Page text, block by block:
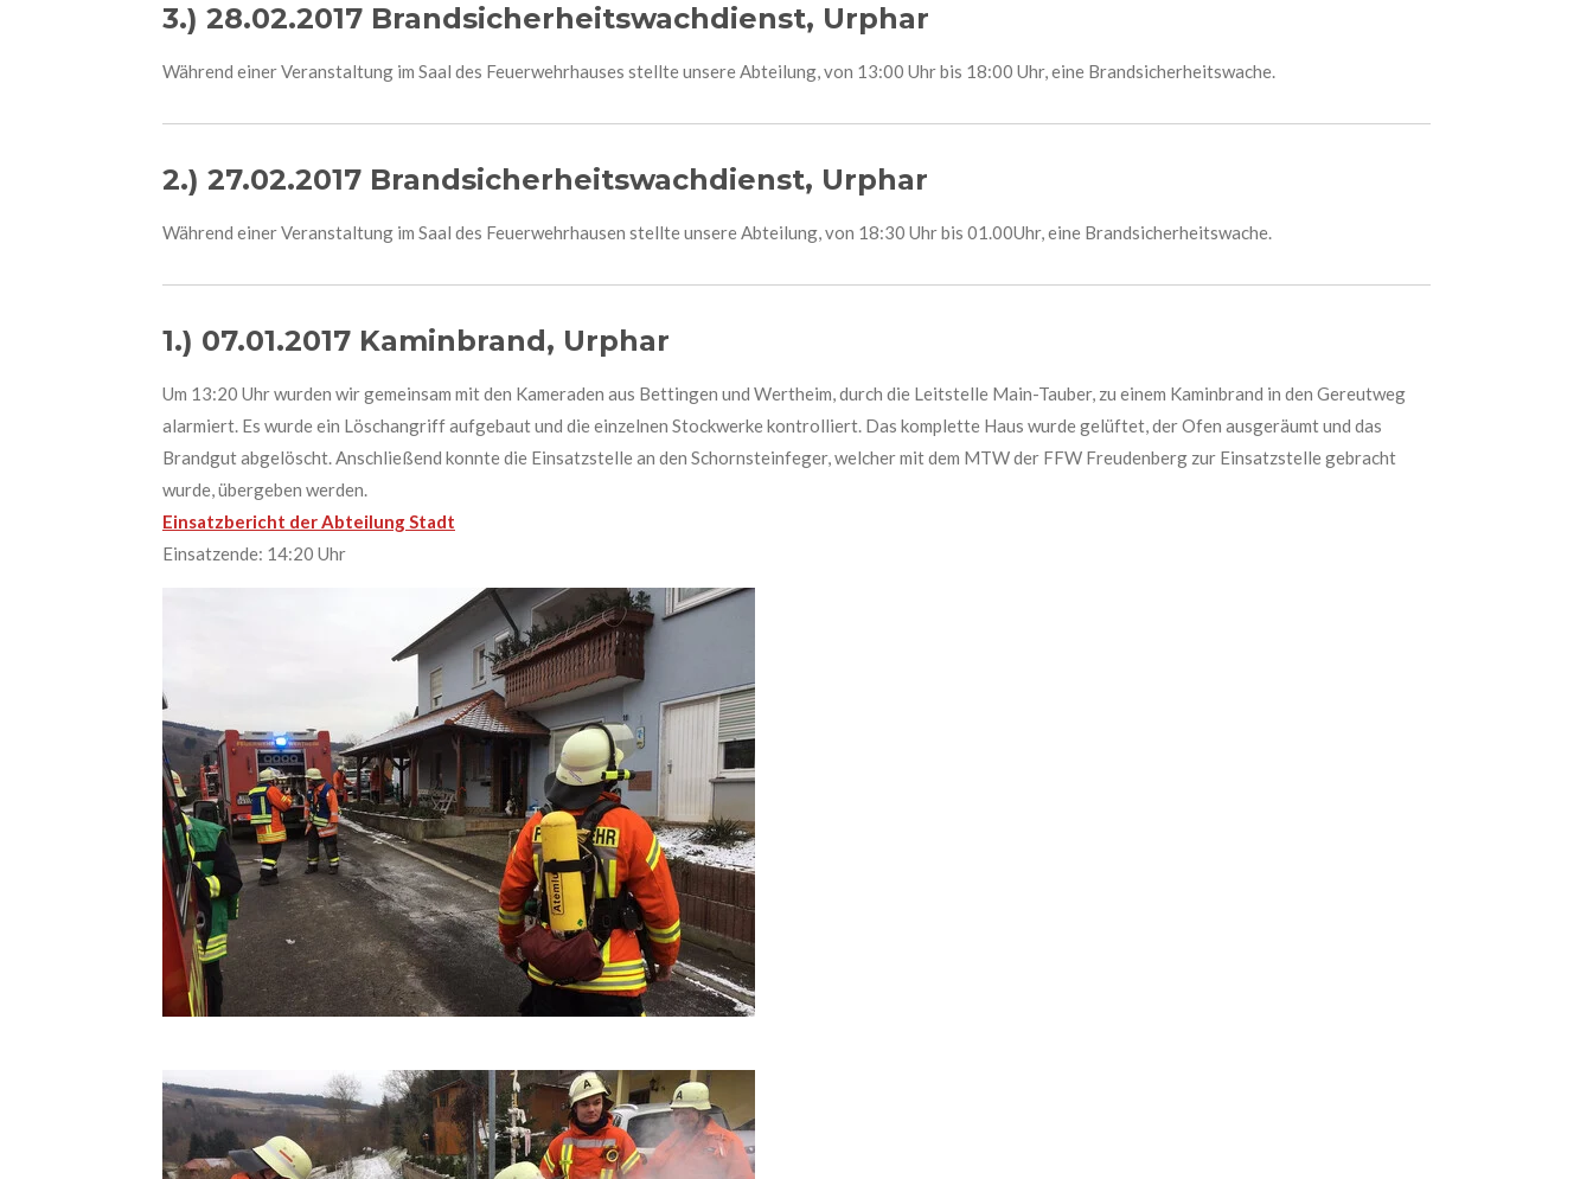
3.) 28.02.2017 Brandsicherheitswachdienst, Urphar
Während einer Veranstaltung im Saal des Feuerwehrhauses stellte unsere Abteilung, von 13:00 Uhr bis 18:00 Uhr, eine Brandsicherheitswache.
2.) 27.02.2017 Brandsicherheitswachdienst, Urphar
Während einer Veranstaltung im Saal des Feuerwehrhausen stellte unsere Abteilung, von 18:30 Uhr bis 01.00Uhr, eine Brandsicherheitswache.
1.) 07.01.2017 Kaminbrand, Urphar
Um 13:20 Uhr wurden wir gemeinsam mit den Kameraden aus Bettingen und Wertheim, durch die Leitstelle Main-Tauber, zu einem Kaminbrand in den Gereutweg
alarmiert. Es wurde ein Löschangriff aufgebaut und die einzelnen Stockwerke kontrolliert. Das komplette Haus wurde gelüftet, der Ofen ausgeräumt und das
Brandgut abgelöscht. Anschließend konnte die Einsatzstelle an den Schornsteinfeger, welcher mit dem MTW der FFW Freudenberg zur Einsatzstelle gebracht
wurde, übergeben werden.
Einsatzbericht der Abteilung Stadt
Einsatzende: 14:20 Uhr